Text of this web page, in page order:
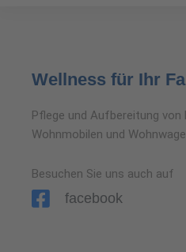
Wellness für Ihr
Pflege und Aufbereitung von
Wohnmobilen und
Besuchen Sie uns auch auf
facebook